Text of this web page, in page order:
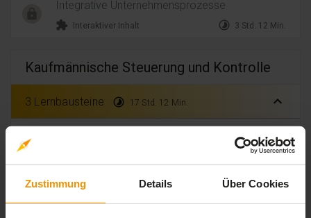
Zustimmung Details Über Cookies
Integrative Unternehmensprozesse
extension Interaktiver Inhalt timelapse 3 Std. 12 Min.
Kaufmännische Steuerung und Kontrolle
3 Lernbausteine timelapse 17 Std. 12 Min. expand_less
6 Std. 48 Min.
Kosten- und Leistungsrechnung
extension Interaktiver Inhalt